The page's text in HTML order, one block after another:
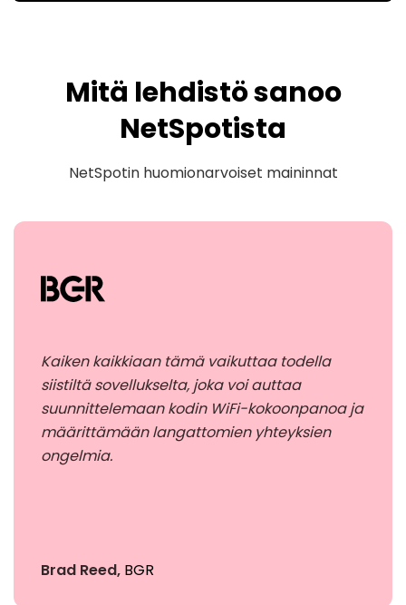
Mitä lehdistö sanoo
NetSpotista
NetSpotin huomionarvoiset maininnat
Kaiken kaikkiaan tämä vaikuttaa todella
siistiltä sovellukselta, joka voi auttaa
suunnittelemaan kodin WiFi-kokoonpanoa ja
määrittämään langattomien yhteyksien
ongelmia.
Brad Reed, BGR